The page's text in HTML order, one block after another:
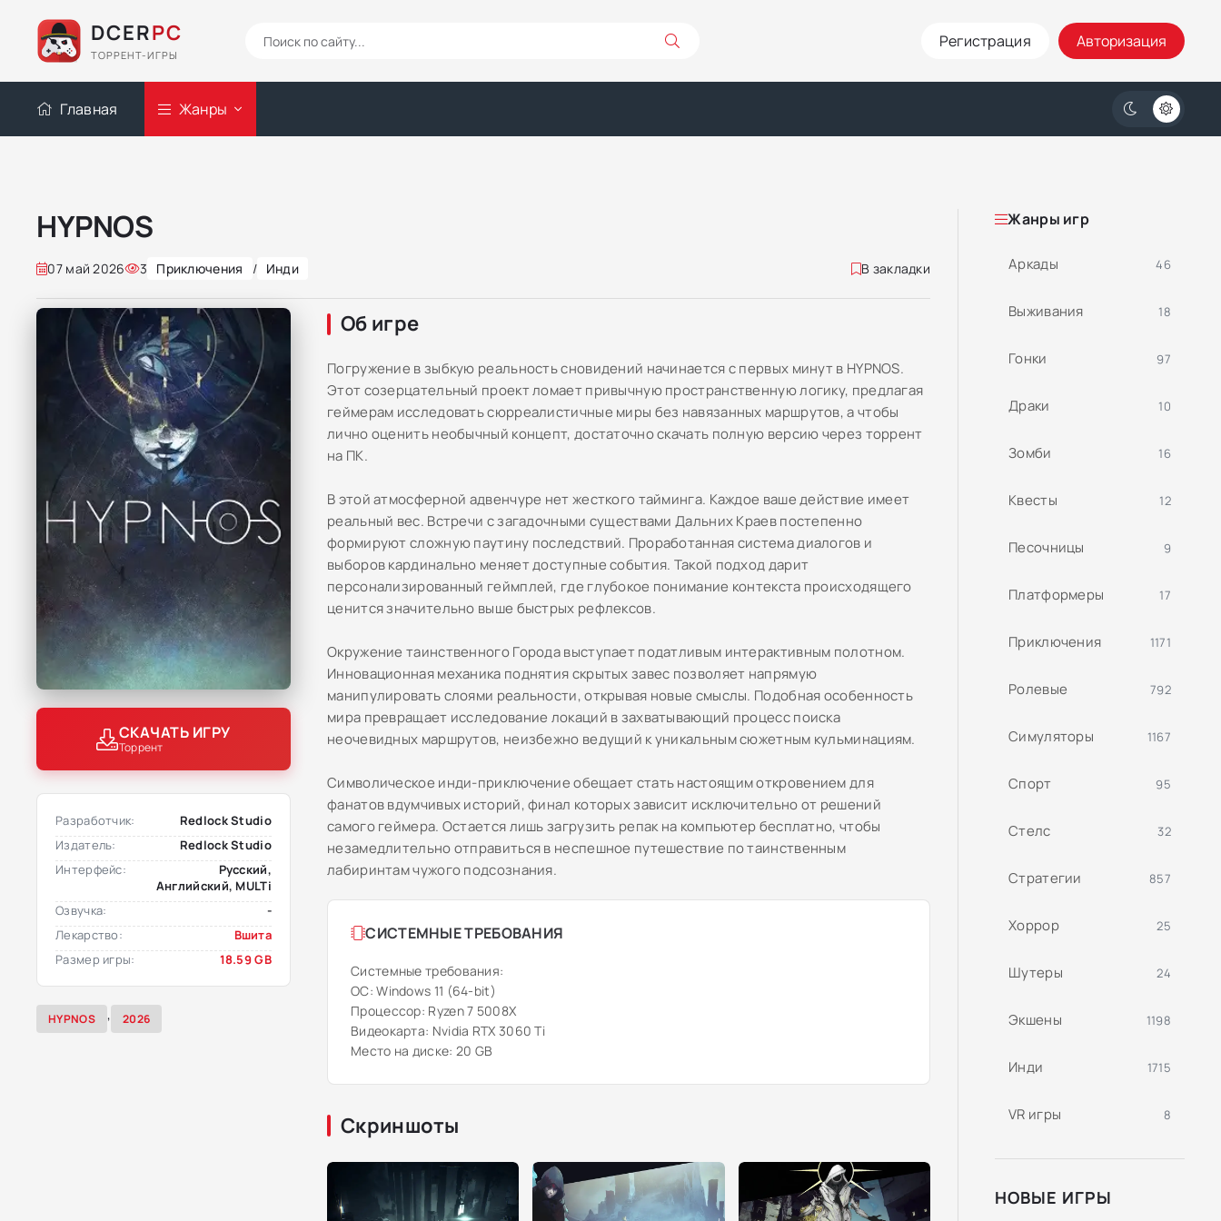
DCERPC
ТОРРЕНТ-ИГРЫ
Регистрация Авторизация
Главная Жанры
HYPNOS
07 май 2026 3 Приключения / Инди В закладки
СКАЧАТЬ ИГРУ
Торрент
Разработчик:
Redlock Studio
Издатель:
Redlock Studio
Интерфейс:
Русский,
Английский, MULTi
Озвучка:
-
Лекарство:
Вшита
Размер игры:
18.59 GB
HYPNOS , 2026
Об игре
Погружение в зыбкую реальность сновидений начинается с первых минут в HYPNOS.
Этот созерцательный проект ломает привычную пространственную логику, предлагая
геймерам исследовать сюрреалистичные миры без навязанных маршрутов, а чтобы
лично оценить необычный концепт, достаточно скачать полную версию через торрент
на ПК.
В этой атмосферной адвенчуре нет жесткого тайминга. Каждое ваше действие имеет
реальный вес. Встречи с загадочными существами Дальних Краев постепенно
формируют сложную паутину последствий. Проработанная система диалогов и
выборов кардинально меняет доступные события. Такой подход дарит
персонализированный геймплей, где глубокое понимание контекста происходящего
ценится значительно выше быстрых рефлексов.
Окружение таинственного Города выступает податливым интерактивным полотном.
Инновационная механика поднятия скрытых завес позволяет напрямую
манипулировать слоями реальности, открывая новые смыслы. Подобная особенность
мира превращает исследование локаций в захватывающий процесс поиска
неочевидных маршрутов, неизбежно ведущий к уникальным сюжетным кульминациям.
Символическое инди-приключение обещает стать настоящим откровением для
фанатов вдумчивых историй, финал которых зависит исключительно от решений
самого геймера. Остается лишь загрузить репак на компьютер бесплатно, чтобы
незамедлительно отправиться в неспешное путешествие по таинственным
лабиринтам чужого подсознания.
СИСТЕМНЫЕ ТРЕБОВАНИЯ
Системные требования:
ОС: Windows 11 (64-bit)
Процессор: Ryzen 7 5008X
Видеокарта: Nvidia RTX 3060 Ti
Место на диске: 20 GB
Скриншоты
Жанры игр
Аркады 46
Выживания 18
Гонки 97
Драки 10
Зомби 16
Квесты 12
Песочницы 9
Платформеры 17
Приключения 1171
Ролевые 792
Симуляторы 1167
Спорт 95
Стелс 32
Стратегии 857
Хоррор 25
Шутеры 24
Экшены 1198
Инди 1715
VR игры 8
НОВЫЕ ИГРЫ